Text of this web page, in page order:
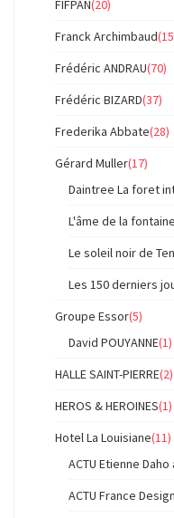
FIFPAN(20)
Franck Archimbaud
Frédéric ANDRAU(70)
Frédéric BIZARD(37)
Frederika Abbate(28)
Gérard Muller(17)
Daintree La foret
L'âme de la
Le soleil noir de
Les 150 derniers
Groupe Essor(5)
David POUYANNE(1)
HALLE SAINT-PIERRE(2)
HEROS & HEROINES(1)
Hotel La Louisiane(11)
ACTU Etienne
ACTU France